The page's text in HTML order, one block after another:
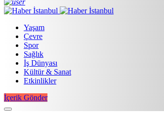
Yaşam
Çevre
Spor
Sağlık
İş Dünyası
Kültür & Sanat
Etkinlikler
İçerik Gönder